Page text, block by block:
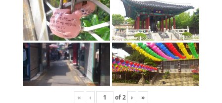
« ‹ of2 › »